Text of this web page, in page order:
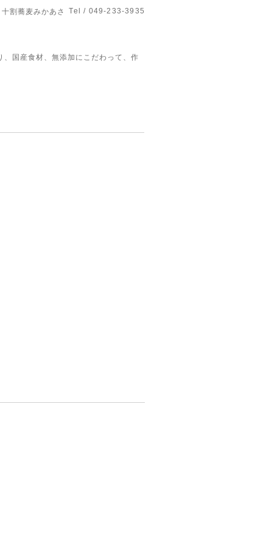
十割蕎麦みかあさ Tel / 049-233-3935
、国産食材、無添加にこだわって、作